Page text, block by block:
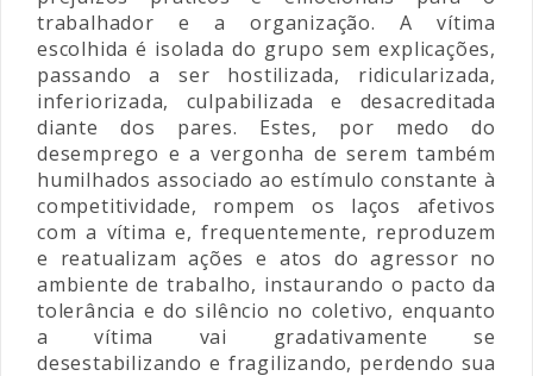
trabalhador e a organização. A vítima
escolhida é isolada do grupo sem explicações,
passando a ser hostilizada, ridicularizada,
inferiorizada, culpabilizada e desacreditada
diante dos pares. Estes, por medo do
desemprego e a vergonha de serem também
humilhados associado ao estímulo constante à
competitividade, rompem os laços afetivos
com a vítima e, frequentemente, reproduzem
e reatualizam ações e atos do agressor no
ambiente de trabalho, instaurando o pacto da
tolerância e do silêncio no coletivo, enquanto
a vítima vai gradativamente se
desestabilizando e fragilizando, perdendo sua